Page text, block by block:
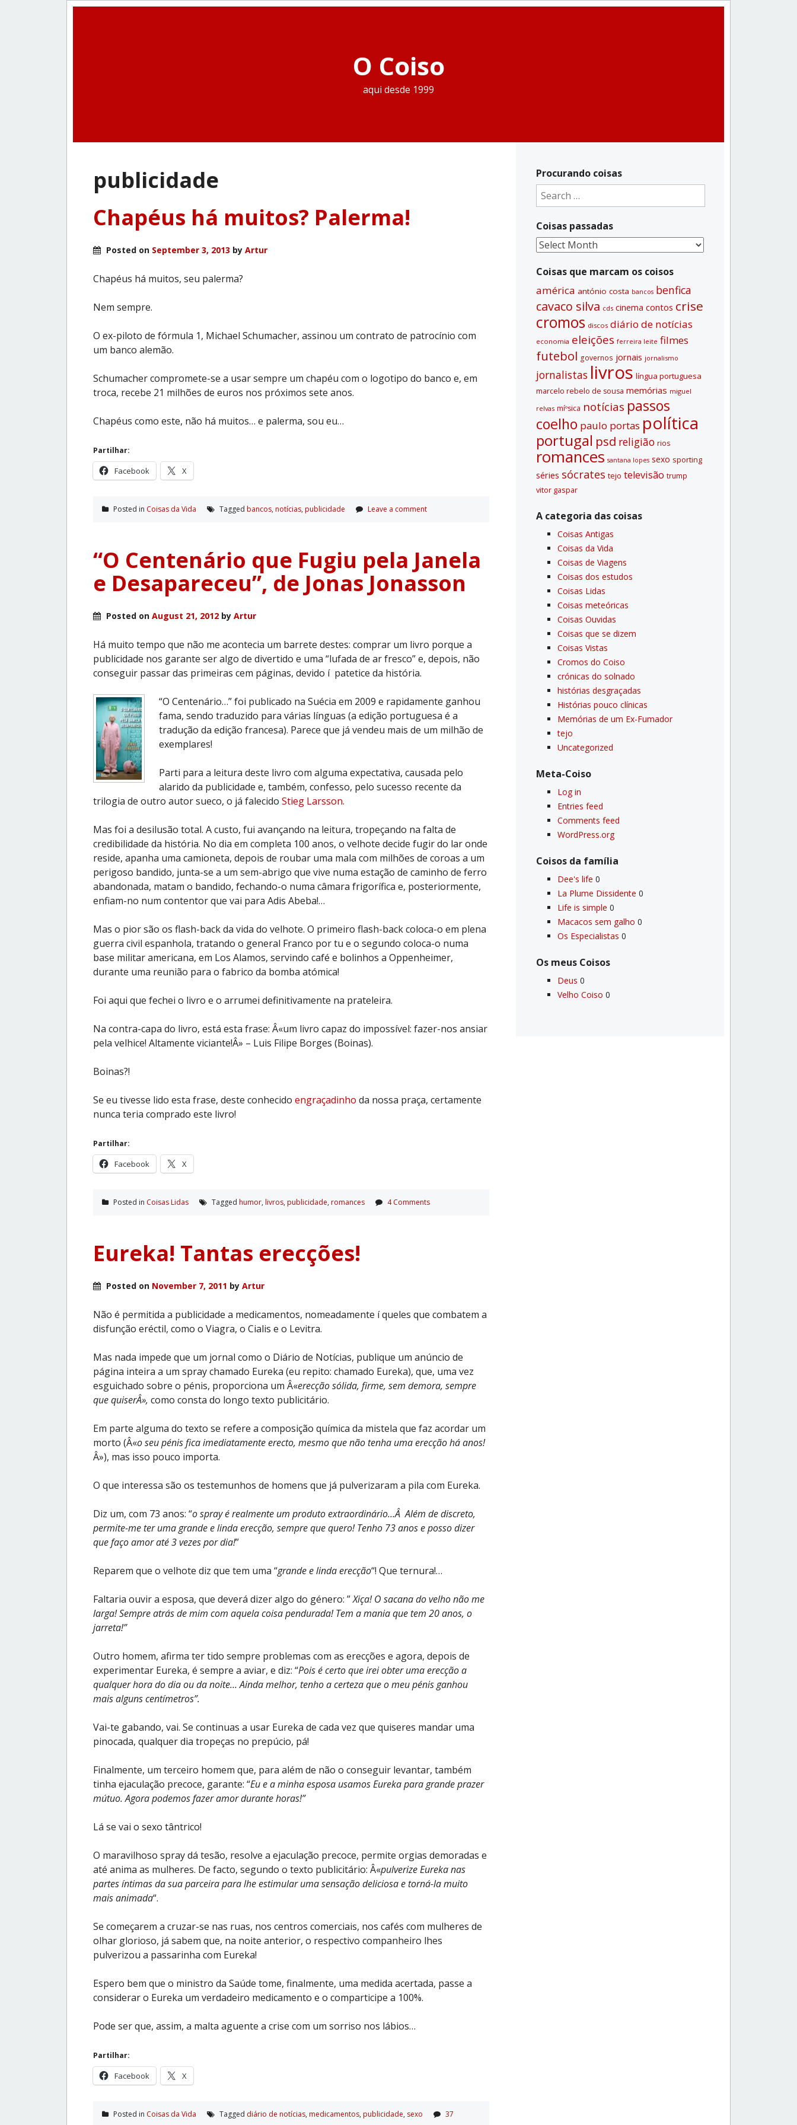
O Coiso
aqui desde 1999
publicidade
Chapéus há muitos? Palerma!
Posted on September 3, 2013 by Artur
Chapéus há muitos, seu palerma?
Nem sempre.
O ex-piloto de fórmula 1, Michael Schumacher, assinou um contrato de patrocínio com
um banco alemão.
Schumacher compromete-se a usar sempre um chapéu com o logotipo do banco e, em
troca, recebe 21 milhões de euros nos próximos sete anos.
Chapéus como este, não há muitos… e palerma, sou eu…
Partilhar:
Facebook X
Posted in Coisas da Vida Tagged bancos, notí­cias, publicidade Leave a comment
“O Centenário que Fugiu pela Janela
e Desapareceu”, de Jonas Jonasson
Posted on August 21, 2012 by Artur
Há muito tempo que não me acontecia um barrete destes: comprar um livro porque a
publicidade nos garante ser algo de divertido e uma “lufada de ar fresco” e, depois, não
conseguir passar das primeiras cem páginas, devido í patetice da história.
“O Centenário…” foi publicado na Suécia em 2009 e rapidamente ganhou
fama, sendo traduzido para várias línguas (a edição portuguesa é a
tradução da edição francesa). Parece que já vendeu mais de um milhão de
exemplares!
Parti para a leitura deste livro com alguma expectativa, causada pelo
alarido da publicidade e, também, confesso, pelo sucesso recente da
trilogia de outro autor sueco, o já falecido Stieg Larsson.
Mas foi a desilusão total. A custo, fui avançando na leitura, tropeçando na falta de
credibilidade da história. No dia em completa 100 anos, o velhote decide fugir do lar onde
reside, apanha uma camioneta, depois de roubar uma mala com milhões de coroas a um
perigoso bandido, junta-se a um sem-abrigo que vive numa estação de caminho de ferro
abandonada, matam o bandido, fechando-o numa câmara frigorífica e, posteriormente,
enfiam-no num contentor que vai para Adis Abeba!…
Mas o pior são os flash-back da vida do velhote. O primeiro flash-back coloca-o em plena
guerra civil espanhola, tratando o general Franco por tu e o segundo coloca-o numa
base militar americana, em Los Alamos, servindo café e bolinhos a Oppenheimer,
durante uma reunião para o fabrico da bomba atómica!
Foi aqui que fechei o livro e o arrumei definitivamente na prateleira.
Na contra-capa do livro, está esta frase: Â«um livro capaz do impossível: fazer-nos ansiar
pela velhice! Altamente viciante!Â» – Luis Filipe Borges (Boinas).
Boinas?!
Se eu tivesse lido esta frase, deste conhecido engraçadinho da nossa praça, certamente
nunca teria comprado este livro!
Partilhar:
Facebook X
Posted in Coisas Lidas Tagged humor, livros, publicidade, romances 4 Comments
Eureka! Tantas erecções!
Posted on November 7, 2011 by Artur
Não é permitida a publicidade a medicamentos, nomeadamente í queles que combatem a
disfunção eréctil, como o Viagra, o Cialis e o Levitra.
Mas nada impede que um jornal como o Diário de Notícias, publique um anúncio de
página inteira a um spray chamado Eureka (eu repito: chamado Eureka), que, uma vez
esguichado sobre o pénis, proporciona um Â«erecção sólida, firme, sem demora, sempre
que quiserÂ», como consta do longo texto publicitário.
Em parte alguma do texto se refere a composição química da mistela que faz acordar um
morto (Â«o seu pénis fica imediatamente erecto, mesmo que não tenha uma erecção há anos!
Â»), mas isso pouco importa.
O que interessa são os testemunhos de homens que já pulverizaram a pila com Eureka.
Diz um, com 73 anos: “o spray é realmente um produto extraordinário…Â Além de discreto,
permite-me ter uma grande e linda erecção, sempre que quero! Tenho 73 anos e posso dizer
que faço amor até 3 vezes por dia!”
Reparem que o velhote diz que tem uma “grande e linda erecção“! Que ternura!…
Faltaria ouvir a esposa, que deverá dizer algo do género: ”Xiça! O sacana do velho não me
larga! Sempre atrás de mim com aquela coisa pendurada! Tem a mania que tem 20 anos, o
jarreta!”
Outro homem, afirma ter tido sempre problemas com as erecções e agora, depois de
experimentar Eureka, é sempre a aviar, e diz: “Pois é certo que irei obter uma erecção a
qualquer hora do dia ou da noite… Ainda melhor, tenho a certeza que o meu pénis ganhou
mais alguns centímetros”.
Vai-te gabando, vai. Se continuas a usar Eureka de cada vez que quiseres mandar uma
pinocada, qualquer dia tropeças no prepúcio, pá!
Finalmente, um terceiro homem que, para além de não o conseguir levantar, também
tinha ejaculação precoce, garante: “Eu e a minha esposa usamos Eureka para grande prazer
mútuo. Agora podemos fazer amor durante horas!”
Lá se vai o sexo tântrico!
O maravilhoso spray dá tesão, resolve a ejaculação precoce, permite orgias demoradas e
até anima as mulheres. De facto, segundo o texto publicitário: Â«pulverize Eureka nas
partes íntimas da sua parceira para lhe estimular uma sensação deliciosa e torná-la muito
mais animada“.
Se começarem a cruzar-se nas ruas, nos centros comerciais, nos cafés com mulheres de
olhar glorioso, já sabem que, na noite anterior, o respectivo companheiro lhes
pulverizou a passarinha com Eureka!
Espero bem que o ministro da Saúde tome, finalmente, uma medida acertada, passe a
considerar o Eureka um verdadeiro medicamento e o comparticipe a 100%.
Pode ser que, assim, a malta aguente a crise com um sorriso nos lábios…
Partilhar:
Facebook X
Posted in Coisas da Vida Tagged diário de notí­cias, medicamentos, publicidade, sexo
37
Procurando coisas
Search
for:
Coisas passadas
Coisas
Coisas que marcam os coisos
américa antónio costa bancos benfica
cavaco silva cds cinema contos crise
cromos discos diário de notí­cias
economia eleições ferreira leite filmes
futebol governos jornais jornalismo
jornalistas livros lí­ngua portuguesa
marcelo rebelo de sousa memórias miguel
relvas míºsica notí­cias passos
coelho paulo portas polí­tica
portugal psd religião rios
romances santana lopes sexo sporting
séries sócrates tejo televisão trump
vitor gaspar
A categoria das coisas
Coisas Antigas
Coisas da Vida
Coisas de Viagens
Coisas dos estudos
Coisas Lidas
Coisas meteóricas
Coisas Ouvidas
Coisas que se dizem
Coisas Vistas
Cromos do Coiso
crónicas do solnado
histórias desgraçadas
Histórias pouco clí­nicas
Memórias de um Ex-Fumador
tejo
Uncategorized
Meta-Coiso
Log in
Entries feed
Comments feed
WordPress.org
Coisos da famí­lia
Dee's life 0
La Plume Dissidente 0
Life is simple 0
Macacos sem galho 0
Os Especialistas 0
Os meus Coisos
Deus 0
Velho Coiso 0